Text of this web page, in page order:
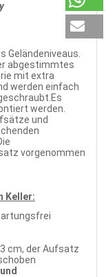
Geländeniveaus.
abgestimmtes
mit extra
werden einfach
werden.
und
vorgenommen
Keller:
cm, der Aufsatz